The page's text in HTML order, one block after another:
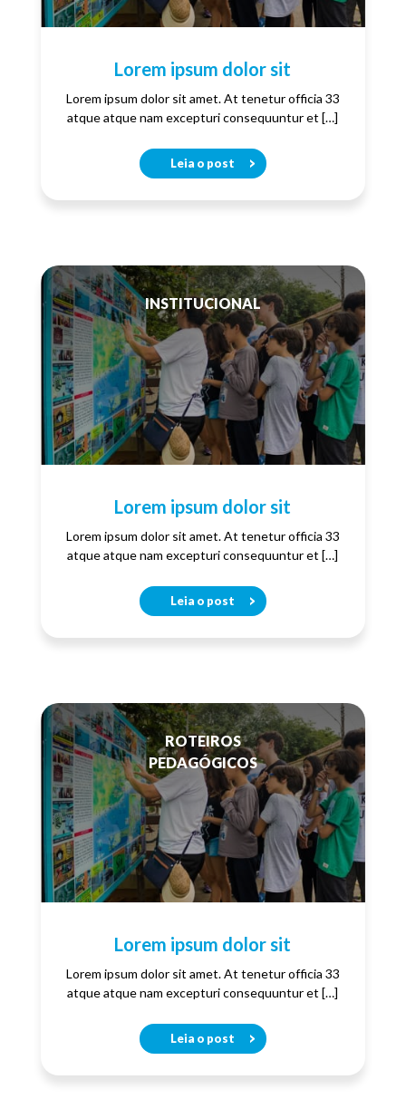
Lorem ipsum dolor sit
Lorem ipsum dolor sit amet. At tenetur officia 33
atque atque nam excepturi consequuntur et […]
Leia o post
INSTITUCIONAL
Lorem ipsum dolor sit
Lorem ipsum dolor sit amet. At tenetur officia 33
atque atque nam excepturi consequuntur et […]
Leia o post
ROTEIROS
PEDAGÓGICOS
Lorem ipsum dolor sit
Lorem ipsum dolor sit amet. At tenetur officia 33
atque atque nam excepturi consequuntur et […]
Leia o post